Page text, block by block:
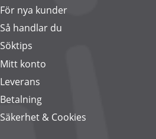
För nya kunder
Så handlar du
Söktips
Mitt konto
Leverans
Betalning
Säkerhet & Cookies